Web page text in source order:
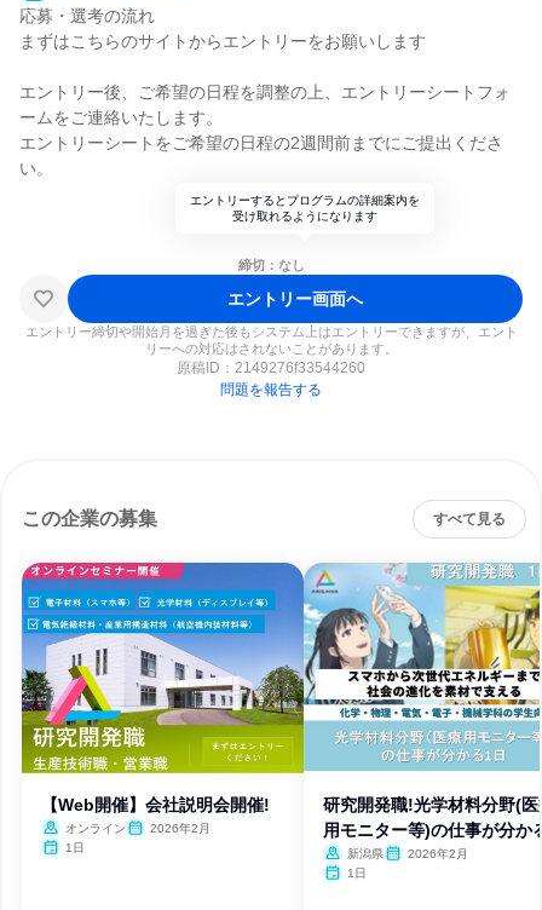
応募・選考の流れ
まずはこちらのサイトからエントリーをお願いします
エントリー後、ご希望の日程を調整の上、エントリーシートフォ
ームをご連絡いたします。
エントリーシートをご希望の日程の2週間前までにご提出くださ
い。
エントリーするとプログラムの詳細案内を
受け取れるようになります
締切：なし
エントリー画面へ
エントリー締切や開始月を過ぎた後もシステム上はエントリーできますが、エント
リーへの対応はされないことがあります。
原稿ID： 2149276f33544260
問題を報告する
この企業の募集 すべて見る
【Web開催】会社説明会開催!
オンライン
2026年2月
1日
研究開発職!光学材料分野(医
用モニター等)の仕事が分か
新潟県
2026年2月
1日